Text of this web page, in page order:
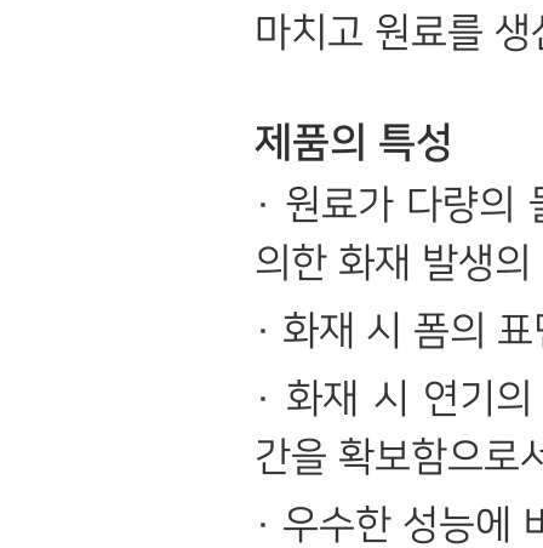
마치고 원료를
제품의 특성
· 원료가 다량의
의한 화재 발생
· 화재 시 폼의
· 화재 시 연기
간을 확보함으로
· 우수한 성능에